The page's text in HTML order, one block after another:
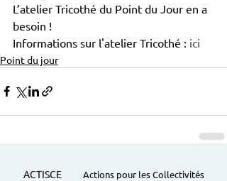
L’atelier Tricothé du Point du Jour en a
besoin !
Informations sur l'atelier Tricothé : ici
Point du jour
ACTISCE
Actions pour les Collectivités